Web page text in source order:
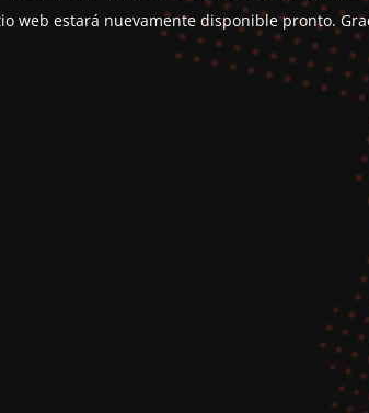
web estará nuevamente disponible pronto.